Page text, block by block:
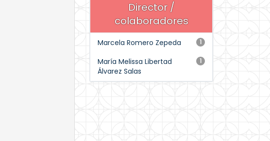
Director /
colaboradores
1
Marcela Romero Zepeda
1
María Melissa Libertad
Álvarez Salas